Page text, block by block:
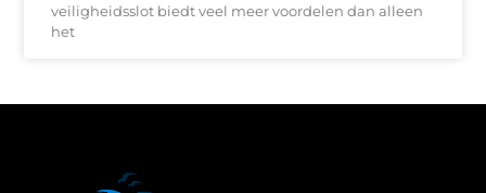
veiligheidsslot biedt veel meer voordelen dan alleen
het